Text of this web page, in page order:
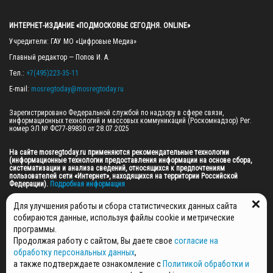
ИНТЕРНЕТ-ИЗДАНИЕ «ПОДМОСКОВЬЕ СЕГОДНЯ. ONLINE»
Учредители: ГАУ МО «Цифровые Медиа»
Главный редактор — Попов И. А.
Тел.: +7(495)223-35-11
E-mail: mosregtoday@mosregtoday.ru
Зарегистрировано Федеральной службой по надзору в сфере связи,
информационных технологий и массовых коммуникаций (Роскомнадзор) Рег.
номер ЭЛ № ФС77-89830 от 28.07.2025
На сайте mosregtoday.ru применяются рекомендательные технологии
(информационные технологии предоставления информации на основе сбора,
систематизации и анализа сведений, относящихся к предпочтениям
пользователей сети «Интернет», находящихся на территории Российской
Федерации). Подробная информация
© 2026 ПРАВА НА ВСЕ МАТЕРИАЛЫ САЙТА ПРИНАДЛЕЖАТ ГАУ МО "ЦИФРОВЫЕ
МЕДИА" (ОГРН: 1255000059467).
ПОЛИТИКА ОБРАБОТКИ И ЗАЩИТЫ ПЕРСОНАЛЬНЫХ ДАННЫХ
НОВОСТИ
Для улучшения работы и сбора статистических данных сайта
собираются данные, используя файлы cookie и метрические
программы.
Продолжая работу с сайтом, Вы даете свое согласие на
обработку персональных данных,
а также подтверждаете ознакомление с Политикой обработки и